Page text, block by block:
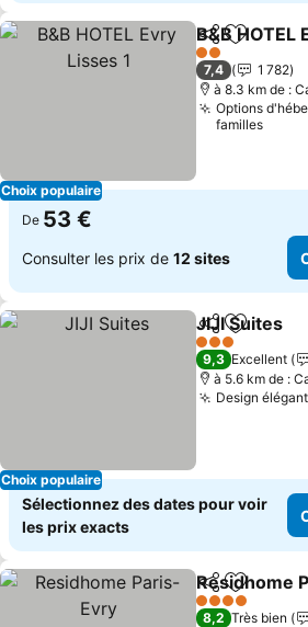
Choix populaire
PartagerAjouter
B&B HOTEL
2 Étoiles
7,4
1 782
à 8.3 km de :
Options
familles
De 53 €
Consulter les prix de 12 sites
Choix populaire
PartagerAjouter
JIJI Suites
3 Étoiles
9,3 Excellent
à 5.6 km de :
Design
Sélectionnez des dates pour voir
les prix exacts
PartagerAjouter
Residhome
4 Étoiles
8,2 Très bien